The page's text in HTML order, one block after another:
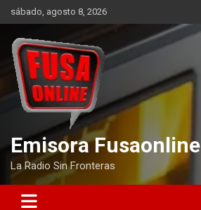
Skip
to
content
sábado, agosto 8, 2026
Emisora Fusaonline
La Radio Sin Fronteras